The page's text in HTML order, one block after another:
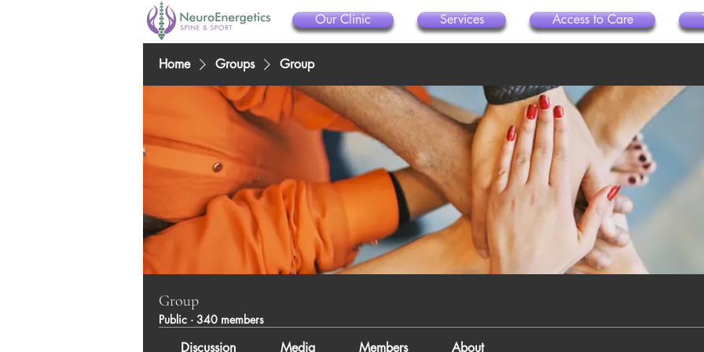
Our Clinic Services Access to Care
Home Groups Group
Group
Public · 340 members
Discussion Media Members About